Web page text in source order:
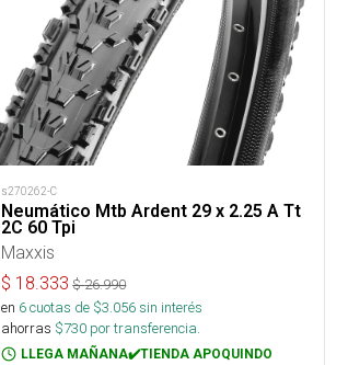
s270262-C
Neumático Mtb Ardent 29 x 2.25 A Tt
2C 60 Tpi
Maxxis
$ 18.333 $26.990
en 6cuotas de $3.056sin interés
ahorras $730 por transferencia.
LLEGA MAÑANA✔️TIENDA APOQUINDO